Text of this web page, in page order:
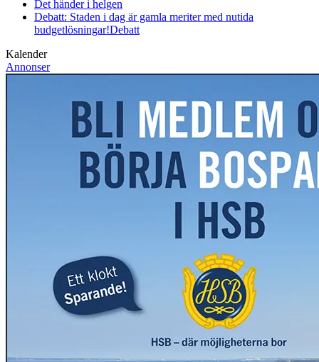
Det händer i helgen
Debatt: Staden i dag är gamla meriter med nutida
budgetlösningar!Debatt
Kalender
Annonser